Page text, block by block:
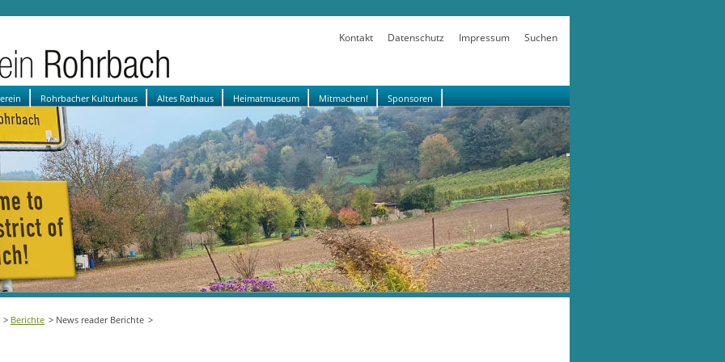
Kontakt Datenschutz Impressum Suchen
Rohrbacher Kulturhaus Altes Rathaus Heimatmuseum Mitmachen! Sponsoren
Berichte News reader Berichte